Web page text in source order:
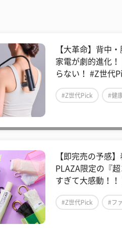
【大革命】背中
家電が劇的進化
らない！ #Z世代
#Z世代Pick #健
【即完売の予感
PLAZA限定の『
すぎて大感動！
#Z世代Pick #フ